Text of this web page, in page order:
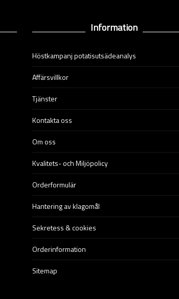
Information
Höstkampanj potatisutsädeanalys
Affärsvillkor
Tjänster
Kontakta oss
Om oss
Kvalitets- och Miljöpolicy
Orderformulär
Hantering av klagomål
Sekretess & cookies
Orderinformation
Sitemap